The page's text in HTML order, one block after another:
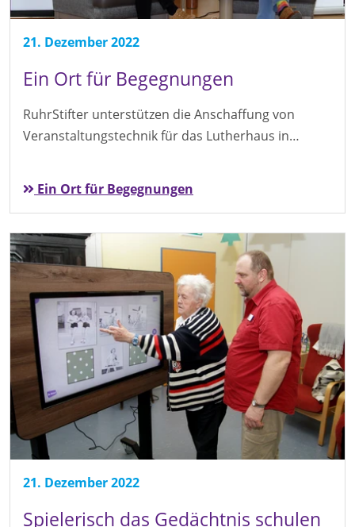
21. Dezember 2022
Ein Ort für Begegnungen
RuhrStifter unterstützen die Anschaffung von
Veranstaltungstechnik für das Lutherhaus in…
Ein Ort für Begegnungen
21. Dezember 2022
Spielerisch das Gedächtnis schulen